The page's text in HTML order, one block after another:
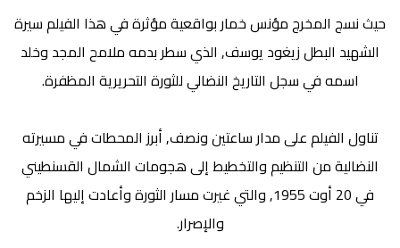
حيث نسج المخرج مؤنس خمار بواقعية مؤثرة في هذا الفيلم سيرة
الشهيد البطل زيغود يوسف, الذي سطر بدمه ملامح المجد وخلد
اسمه في سجل التاريخ النضالي للثورة التحريرية المظفرة.
تناول الفيلم على مدار ساعتين ونصف, أبرز المحطات في مسيرته
النضالية من التنظيم والتخطيط إلى هجومات الشمال القسنطيني
في 20 أوت 1955, والتي غيرت مسار الثورة وأعادت إليها الزخم
والإصرار.